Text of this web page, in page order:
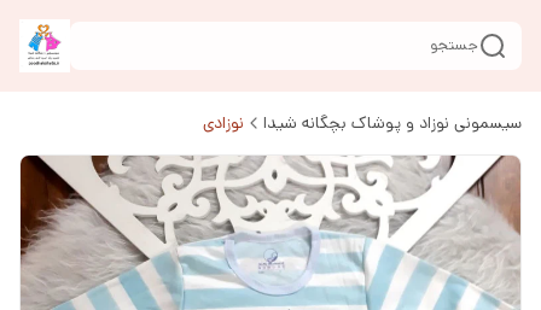
جستجو
سیسمونی نوزاد و پوشاک بچگانه شیدا نوزادی